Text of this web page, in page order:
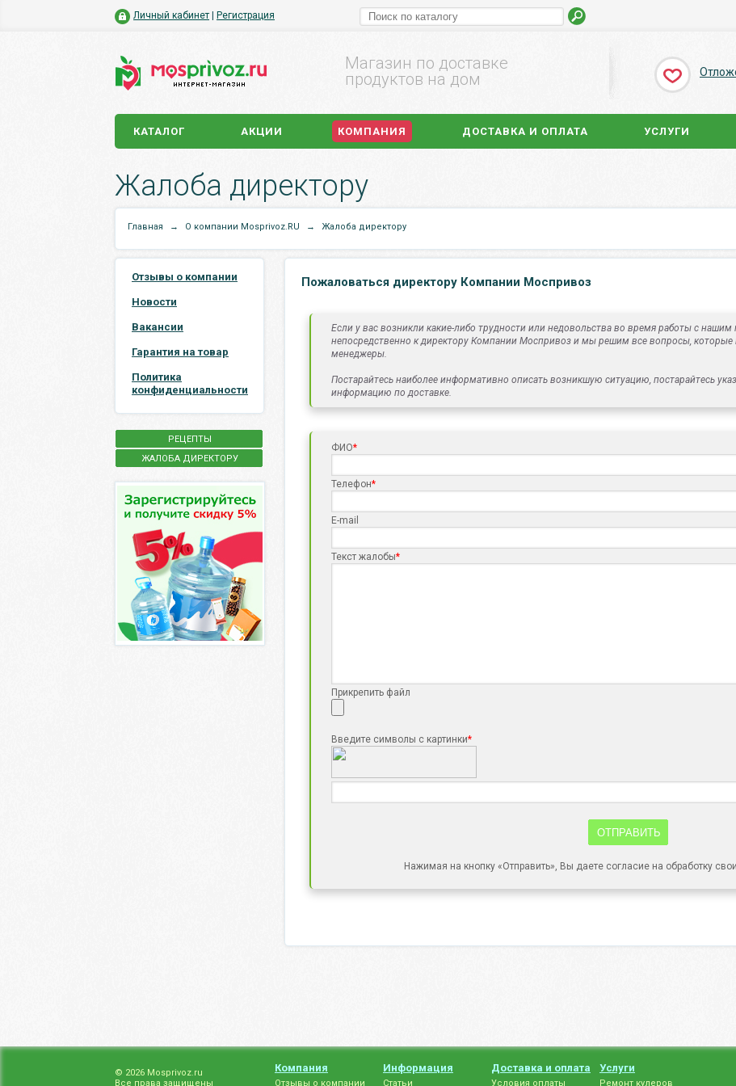
Личный кабинет Регистрация
Магазин по доставке
продуктов на дом
КАТАЛОГ АКЦИИ КОМПАНИЯ ДОСТАВКА И ОПЛАТА УСЛУГИ
Жалоба директору
Главная → О компании Mosprivoz.RU → Жалоба директору
Отзывы о компании
Новости
Вакансии
Гарантия на товар
Политика
конфиденциальности
РЕЦЕПТЫ
ЖАЛОБА ДИРЕКТОРУ
Пожаловаться директору Компании Моспривоз
Если у вас возникли какие-либо трудности или недовольства во время работы с
непосредственно к директору Компании Моспривоз и мы решим все вопросы,
менеджеры.
Постарайтесь наиболее информативно описать возникшую ситуацию, постарайтесь
информацию по доставке.
ФИО*
Телефон*
E-mail
Текст жалобы*
Прикрепить файл
Введите символы с картинки*
ОТПРАВИТЬ
Нажимая на кнопку «Отправить», Вы даете согласие на обработку
© 2026 Mosprivoz.ru
Все права защищены
Компания
Отзывы о компании
Информация
Статьи
Доставка и оплата
Условия оплаты
Услуги
Ремонт кулеров